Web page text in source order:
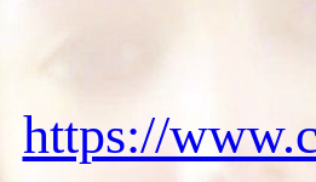
https://